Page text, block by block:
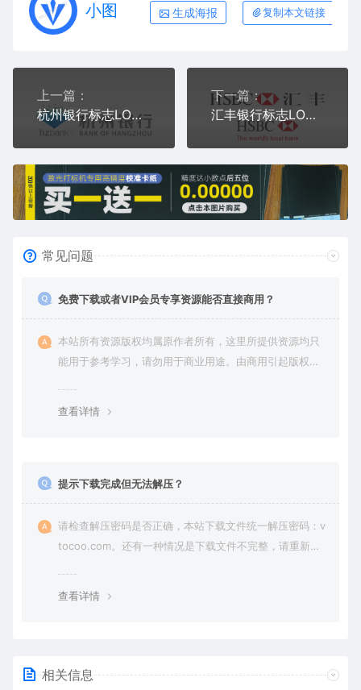
小图 生成海报 复制本文链接
上一篇：
杭州银行标志LOGO矢量图通用AI档激光打标图档文件
下一篇：
汇丰银行标志LOGO矢量图通用AI档激光打标图档文件
常见问题
免费下载或者VIP会员专享资源能否直接商用？
本站所有资源版权均属原作者所有，这里所提供资源均只
能用于参考学习，请勿用于商业用途。由商用引起版权纠
查看详情
提示下载完成但无法解压？
请检查解压密码是否正确，本站下载文件统一解压密码：v
tocoo.com。还有一种情况是下载文件不完整，请重新下
查看详情
相关信息